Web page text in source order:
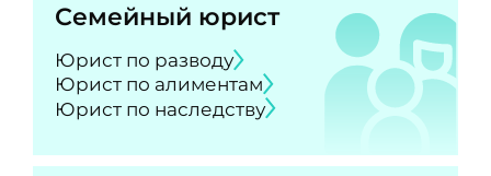
Семейный юрист
Юрист по разводу
Юрист по алиментам
Юрист по наследству